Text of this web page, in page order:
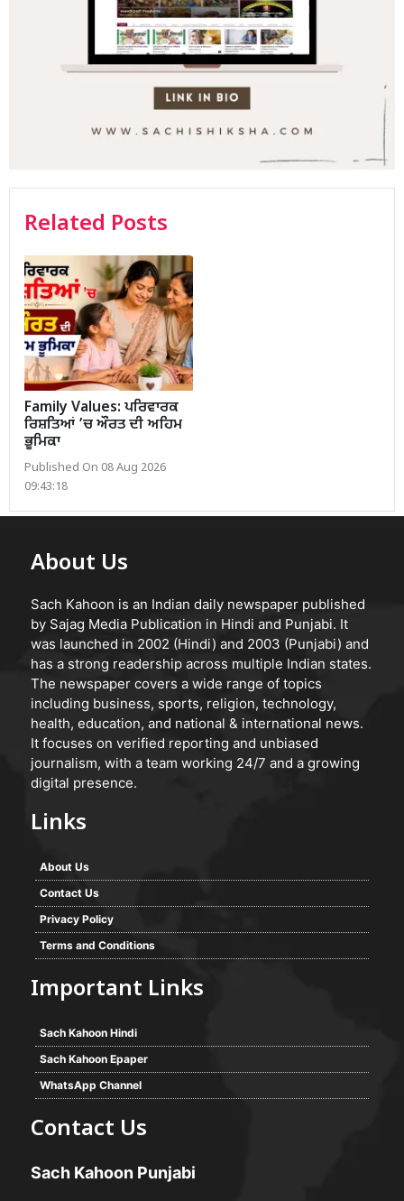
Related Posts
Family Values: ਪਰਿਵਾਰਕ
ਰਿਸ਼ਤਿਆਂ ’ਚ ਔਰਤ ਦੀ ਅਹਿਮ
ਭੂਮਿਕਾ
Published On 08 Aug 2026
09:43:18
About Us
Sach Kahoon is an Indian daily newspaper published
by Sajag Media Publication in Hindi and Punjabi. It
was launched in 2002 (Hindi) and 2003 (Punjabi) and
has a strong readership across multiple Indian states.
The newspaper covers a wide range of topics
including business, sports, religion, technology,
health, education, and national & international news.
It focuses on verified reporting and unbiased
journalism, with a team working 24/7 and a growing
digital presence.
Links
About Us
Contact Us
Privacy Policy
Terms and Conditions
Important Links
Sach Kahoon Hindi
Sach Kahoon Epaper
WhatsApp Channel
Contact Us
Sach Kahoon Punjabi